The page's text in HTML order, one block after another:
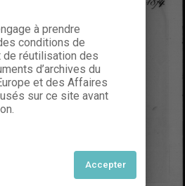
à prendre
conditions de
de réutilisation des
d’archives du
et des Affaires
sur ce site avant